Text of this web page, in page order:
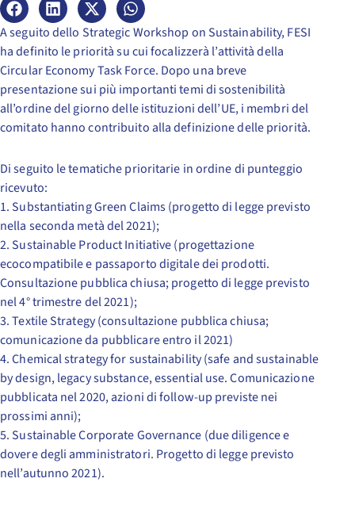
A seguito dello Strategic Workshop on Sustainability, FESI
ha definito le priorità su cui focalizzerà l’attività della
Circular Economy Task Force. Dopo una breve
presentazione sui più importanti temi di sostenibilità
all’ordine del giorno delle istituzioni dell’UE, i membri del
comitato hanno contribuito alla definizione delle priorità.
Di seguito le tematiche prioritarie in ordine di punteggio
ricevuto:
1. Substantiating Green Claims (progetto di legge previsto
nella seconda metà del 2021);
2. Sustainable Product Initiative (progettazione
ecocompatibile e passaporto digitale dei prodotti.
Consultazione pubblica chiusa; progetto di legge previsto
nel 4° trimestre del 2021);
3. Textile Strategy (consultazione pubblica chiusa;
comunicazione da pubblicare entro il 2021)
4. Chemical strategy for sustainability (safe and sustainable
by design, legacy substance, essential use. Comunicazione
pubblicata nel 2020, azioni di follow-up previste nei
prossimi anni);
5. Sustainable Corporate Governance (due diligence e
dovere degli amministratori. Progetto di legge previsto
nell’autunno 2021).